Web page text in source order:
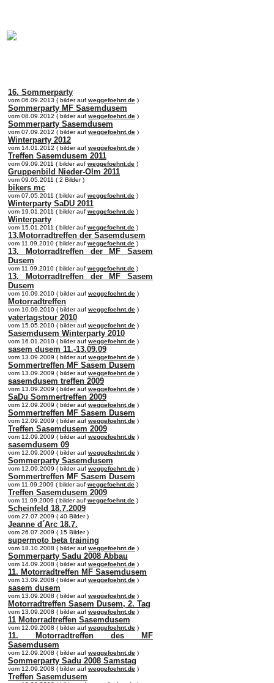
16. Sommerparty
vom 06.09.2013 ( bilder auf weggefoehnt.de )
Sommerparty MF Sasemdusem
vom 08.09.2012 ( bilder auf weggefoehnt.de )
Sommerparty Sasemdusem
vom 07.09.2012 ( bilder auf weggefoehnt.de )
Winterparty 2012
vom 14.01.2012 ( bilder auf weggefoehnt.de )
Treffen Sasemdusem 2011
vom 09.09.2011 ( bilder auf weggefoehnt.de )
Gruppenbild Nieder-Olm 2011
vom 09.05.2011 ( 2 Bilder )
bikers mc
vom 07.05.2011 ( bilder auf weggefoehnt.de )
Winterparty SaDU 2011
vom 19.01.2011 ( bilder auf weggefoehnt.de )
Winterparty
vom 15.01.2011 ( bilder auf weggefoehnt.de )
13.Motorradtreffen der Sasemdusem
vom 11.09.2010 ( bilder auf weggefoehnt.de )
13. Motorradtreffen der MF Sasem
Dusem
vom 11.09.2010 ( bilder auf weggefoehnt.de )
13. Motorradtreffen der MF Sasem
Dusem
vom 10.09.2010 ( bilder auf weggefoehnt.de )
Motorradtreffen
vom 10.09.2010 ( bilder auf weggefoehnt.de )
vatertagstour 2010
vom 15.05.2010 ( bilder auf weggefoehnt.de )
Sasemdusem Winterparty 2010
vom 16.01.2010 ( bilder auf weggefoehnt.de )
sasem dusem 11.-13.09.09
vom 13.09.2009 ( bilder auf weggefoehnt.de )
Sommertreffen MF Sasem Dusem
vom 13.09.2009 ( bilder auf weggefoehnt.de )
sasemdusem treffen 2009
vom 13.09.2009 ( bilder auf weggefoehnt.de )
SaDu Sommertreffen 2009
vom 12.09.2009 ( bilder auf weggefoehnt.de )
Sommertreffen MF Sasem Dusem
vom 12.09.2009 ( bilder auf weggefoehnt.de )
Treffen Sasemdusem 2009
vom 12.09.2009 ( bilder auf weggefoehnt.de )
sasemdusem 09
vom 12.09.2009 ( bilder auf weggefoehnt.de )
Sommerparty Sasemdusem
vom 12.09.2009 ( bilder auf weggefoehnt.de )
Sommertreffen MF Sasem Dusem
vom 11.09.2009 ( bilder auf weggefoehnt.de )
Treffen Sasemdusem 2009
vom 11.09.2009 ( bilder auf weggefoehnt.de )
Scheinfeld 18.7.2009
vom 27.07.2009 ( 40 Bilder )
Jeanne d´Arc 18.7.
vom 26.07.2009 ( 15 Bilder )
supermoto beta training
vom 18.10.2008 ( bilder auf weggefoehnt.de )
Sommerparty Sadu 2008 Abbau
vom 14.09.2008 ( bilder auf weggefoehnt.de )
11. Motorradtreffen MF Sasemdusem
vom 13.09.2008 ( bilder auf weggefoehnt.de )
sasem dusem
vom 13.09.2008 ( bilder auf weggefoehnt.de )
Motorradtreffen Sasem Dusem, 2. Tag
vom 13.09.2008 ( bilder auf weggefoehnt.de )
11 Motorradtreffen Sasemdusem
vom 12.09.2008 ( bilder auf weggefoehnt.de )
11. Motorradtreffen des MF
Sasemdusem
vom 12.09.2008 ( bilder auf weggefoehnt.de )
Sommerparty Sadu 2008 Samstag
vom 12.09.2008 ( bilder auf weggefoehnt.de )
Treffen Sasemdusem